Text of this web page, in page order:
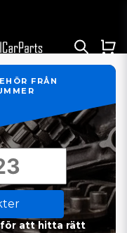
FRÅN
för att hitta rätt